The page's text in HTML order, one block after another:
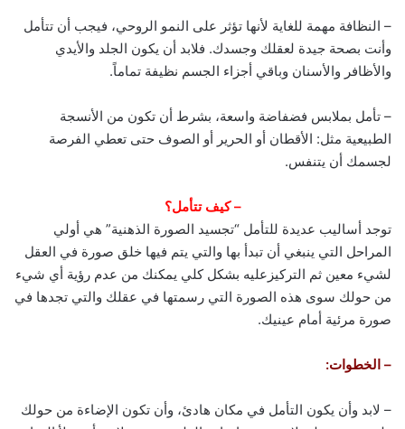
– النظافة مهمة للغاية لأنها تؤثر على النمو الروحي، فيجب أن تتأمل
وأنت بصحة جيدة لعقلك وجسدك. فلابد أن يكون الجلد والأيدي
والأظافر والأسنان وباقي أجزاء الجسم نظيفة تماماً.
– تأمل بملابس فضفاضة واسعة، بشرط أن تكون من الأنسجة
الطبيعية مثل: الأقطان أو الحرير أو الصوف حتى تعطي الفرصة
لجسمك أن يتنفس.
– كيف تتأمل؟
توجد أساليب عديدة للتأمل “تجسيد الصورة الذهنية” هي أولي
المراحل التي ينبغي أن تبدأ بها والتي يتم فيها خلق صورة في العقل
لشيء معين ثم التركيزعليه بشكل كلي يمكنك من عدم رؤية أي شيء
من حولك سوى هذه الصورة التي رسمتها في عقلك والتي تجدها في
صورة مرئية أمام عينيك.
– الخطوات:
– لابد وأن يكون التأمل في مكان هادئ، وأن تكون الإضاءة من حولك